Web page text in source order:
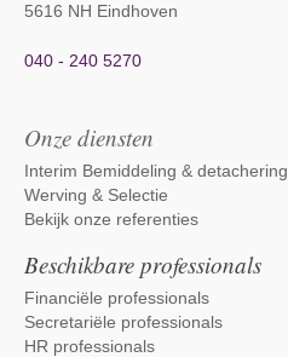
5616 NH Eindhoven
040 - 240 5270
Onze diensten
Interim Bemiddeling & detachering
Werving & Selectie
Bekijk onze referenties
Beschikbare professionals
Financiële professionals
Secretariële professionals
HR professionals